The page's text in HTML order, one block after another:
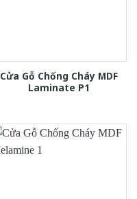
Cửa Gỗ Chống Cháy MDF
Laminate P1